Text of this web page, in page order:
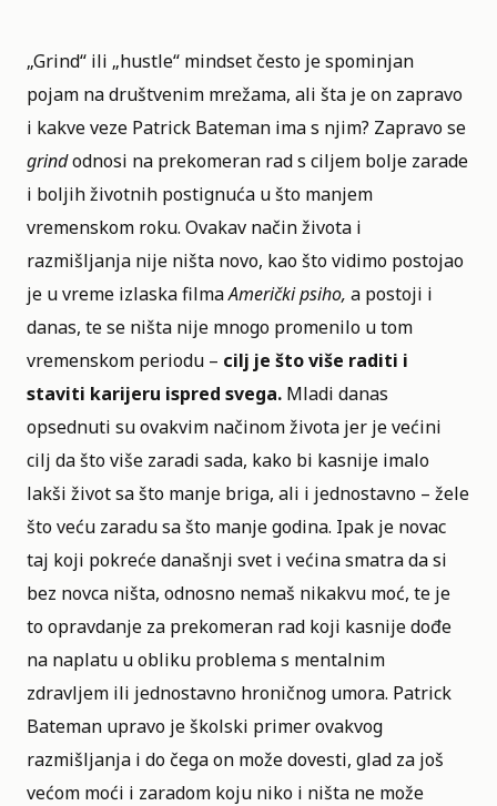
„Grind“ ili „hustle“ mindset često je spominjan
pojam na društvenim mrežama, ali šta je on zapravo
i kakve veze Patrick Bateman ima s njim? Zapravo se
grindodnosi na prekomeran rad s ciljem bolje zarade
i boljih životnih postignuća u što manjem
vremenskom roku. Ovakav način života i
razmišljanja nije ništa novo, kao što vidimo postojao
je u vreme izlaska filmaAmerički psiho, a postoji i
danas, te se ništa nije mnogo promenilo u tom
vremenskom periodu – cilj je što više raditi i
staviti karijeru ispred svega. Mladi danas
opsednuti su ovakvim načinom života jer je većini
cilj da što više zaradi sada, kako bi kasnije imalo
lakši život sa što manje briga, ali i jednostavno – žele
što veću zaradu sa što manje godina. Ipak je novac
taj koji pokreće današnji svet i većina smatra da si
bez novca ništa, odnosno nemaš nikakvu moć, te je
to opravdanje za prekomeran rad koji kasnije dođe
na naplatu u obliku problema s mentalnim
zdravljem ili jednostavno hroničnog umora. Patrick
Bateman upravo je školski primer ovakvog
razmišljanja i do čega on može dovesti, glad za još
većom moći i zaradom koju niko i ništa ne može